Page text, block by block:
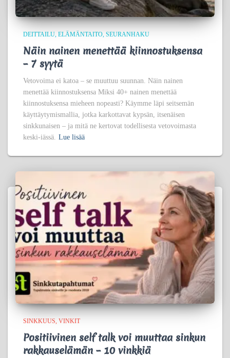
DEITTAILU ELÄMÄNTAITO SEURANHAKU
Näin nainen menettää kiinnostuksensa
– 7 syytä
Vetovoima ei katoa – se muuttuu suunnan. Näin nainen
menettää kiinnostuksensa Miksi 40+ nainen menettää
kiinnostuksensa mieheen nopeasti? Käymme läpi seitsemän
käyttäytymismallia, jotka karkottavat kypsän, itsenäisen
sinkkunaisen – ja mitä ne kertovat todellisesta vetovoimasta
keski-iässä.
Lue lisää
SINKKUUS VINKIT
Positiivinen self talk voi muuttaa sinkun
rakkauselämän – 10 vinkkiä